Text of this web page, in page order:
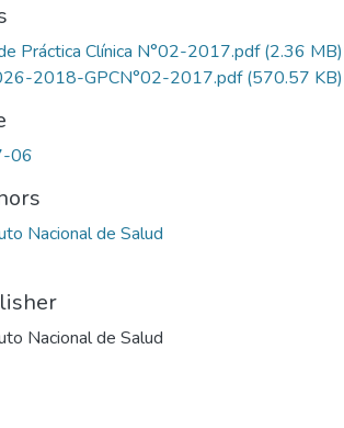
Práctica Clínica N°02-2017.pdf(2.36 MB)
2018-GPCN°02-2017.pdf(570.57 KB)
06
Nacional de Salud
Nacional de Salud